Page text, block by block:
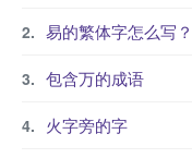
易的繁体字怎么写？这份
包含万的成语
火字旁的字